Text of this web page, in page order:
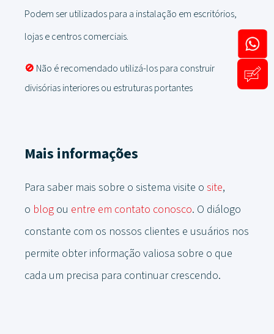
Podem ser utilizados para a instalação em escritórios,
lojas e centros comerciais.
🚫 Não é recomendado utilizá-los para construir
divisórias interiores ou estruturas portantes
Mais informações
Para saber mais sobre o sistema visite o site,
o blog ou entre em contato conosco. O diálogo
constante com os nossos clientes e usuários nos
permite obter informação valiosa sobre o que
cada um precisa para continuar crescendo.